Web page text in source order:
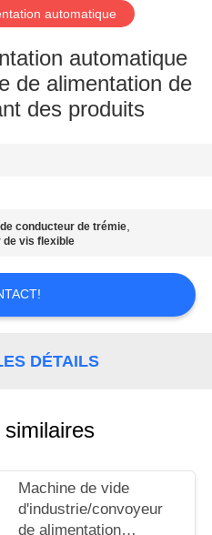
automatique
automatique
de alimentation de
des produits
conducteur de trémie,
de vis flexible
DÉTAILS
Machine de vide
d'industrie/convoyeur
de alimentation